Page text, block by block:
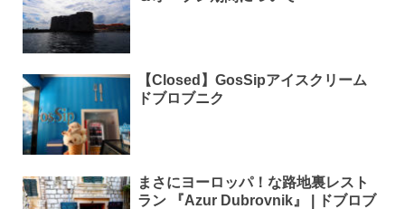
【Closed】GosSipアイスクリーム
ドブロブニク
まさにヨーロッパ！な路地裏レスト
ラン 『Azur Dubrovnik』 | ドブロブ